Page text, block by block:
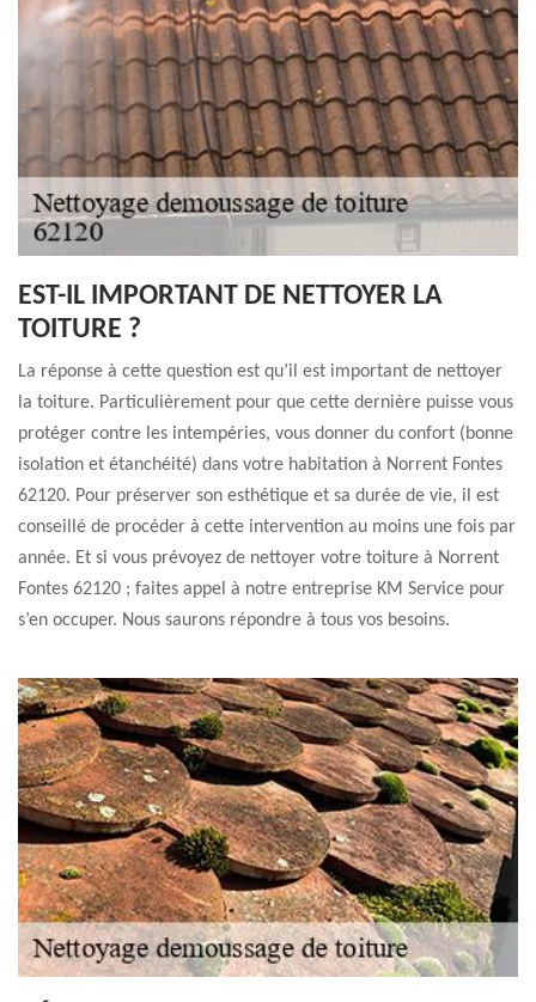
EST-IL IMPORTANT DE NETTOYER LA
TOITURE ?
La réponse à cette question est qu’il est important de nettoyer
la toiture. Particulièrement pour que cette dernière puisse vous
protéger contre les intempéries, vous donner du confort (bonne
isolation et étanchéité) dans votre habitation à Norrent Fontes
62120. Pour préserver son esthétique et sa durée de vie, il est
conseillé de procéder à cette intervention au moins une fois par
année. Et si vous prévoyez de nettoyer votre toiture à Norrent
Fontes 62120 ; faites appel à notre entreprise KM Service pour
s’en occuper. Nous saurons répondre à tous vos besoins.